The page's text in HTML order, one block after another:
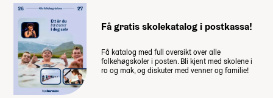
lommepenger de brukte i løpet av
sitt år på folkehøgskole
Få gratis skolekatalog i postkassa!
Få katalog med full oversikt over alle
folkehøgskoler i posten. Bli kjent med skolene i
ro og mak, og diskuter med venner og familie!